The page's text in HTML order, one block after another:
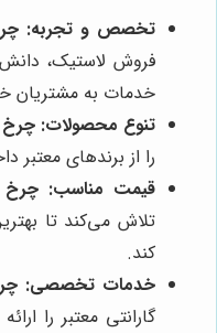
تخصص و تجربه:
فروش لاستیک، دانش
خدمات به مشتریان
تنوع محصولات:
را از برندهای
قیمت مناسب:
تلاش می‌کند تا
کند.
خدمات تخصصی:
گارانتی معتبر را